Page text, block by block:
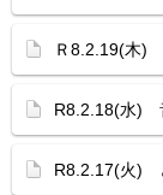
Ｒ8.2.19(木)
R8.2.18(水)
R8.2.17(火)